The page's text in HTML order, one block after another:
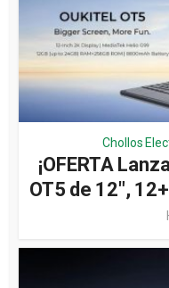
Chollos
¡OFERTA
OT5 de 12″,